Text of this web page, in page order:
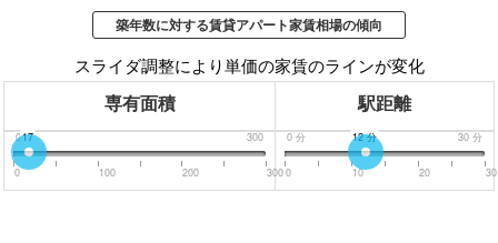
築年数に対する賃貸アパート家賃相場の傾向
スライダ調整により単価の家賃のラインが変化
専有面積 駅距離
0 300
17
0 100 200 300
0分 30分
12分
0 10 20 30